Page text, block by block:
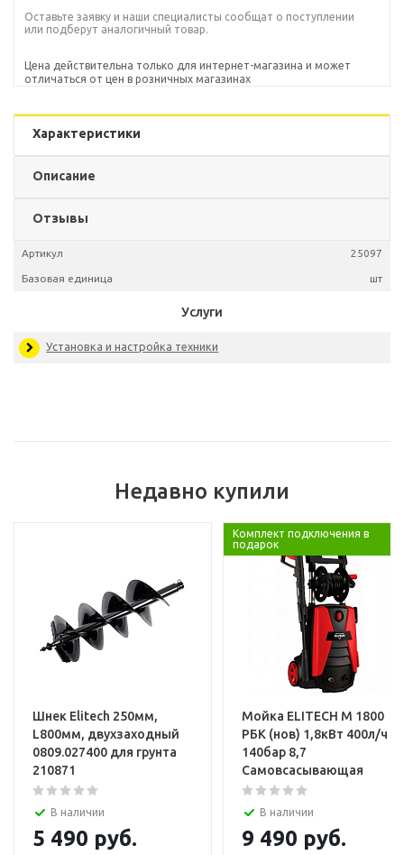
Оставьте заявку и наши специалисты сообщат о поступлении
или подберут аналогичный товар.
Цена действительна только для интернет-магазина и может
отличаться от цен в розничных магазинах
Характеристики
Описание
Отзывы
Установка и настройка техники
Недавно купили
Шнек Elitech 250мм,
L800мм, двухзаходный
0809.027400 для грунта
210871
В наличии
5 490 руб.
Комплект подключения в
подарок
Мойка ELITECH М 1800
РБК (нов) 1,8кВт 400л/ч
140бар 8,7
Самовсасывающая
В наличии
9 490 руб.